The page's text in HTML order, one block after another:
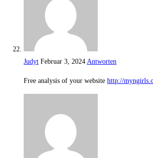
Judyt Februar 3, 2024 Antworten
Free analysis of your website http://